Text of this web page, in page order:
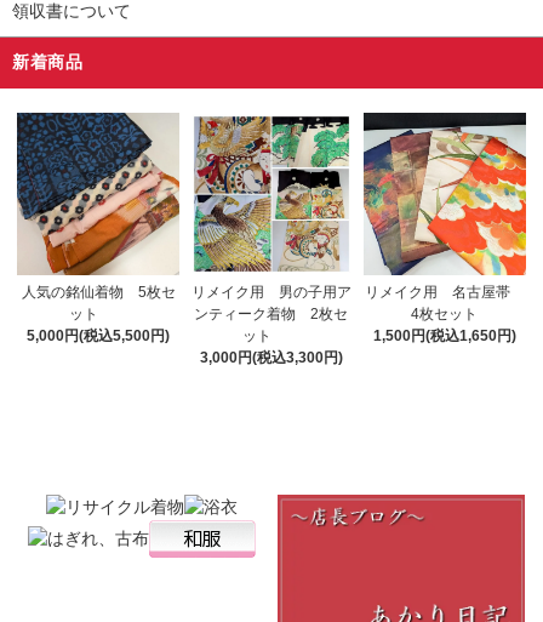
領収書について
新着商品
人気の銘仙着物 5枚セ
ット
5,000円(税込5,500円)
リメイク用 男の子用ア
ンティーク着物 2枚セ
ット
3,000円(税込3,300円)
リメイク用 名古屋帯
4枚セット
1,500円(税込1,650円)